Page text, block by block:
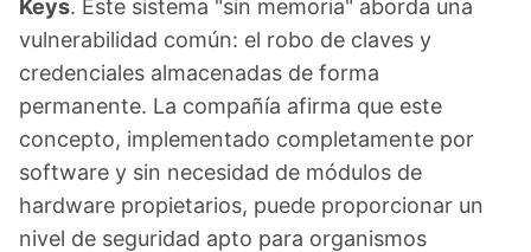
Keys. Este sistema "sin memoria" aborda una
vulnerabilidad común: el robo de claves y
credenciales almacenadas de forma
permanente. La compañía afirma que este
concepto, implementado completamente por
software y sin necesidad de módulos de
hardware propietarios, puede proporcionar un
nivel de seguridad apto para organismos